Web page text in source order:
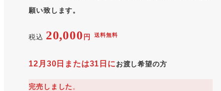
願い致します。
税込 20,000 円 送料無料
12月30日または31日にお渡し希望の方
完売しました 。